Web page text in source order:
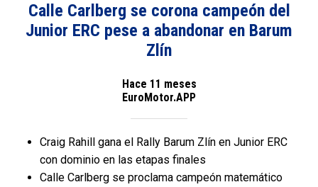
Calle Carlberg se corona campeón del
Junior ERC pese a abandonar en Barum
Zlín
Hace 11 meses
EuroMotor.APP
Craig Rahill gana el Rally Barum Zlín en Junior ERC
con dominio en las etapas finales
Calle Carlberg se proclama campeón matemático